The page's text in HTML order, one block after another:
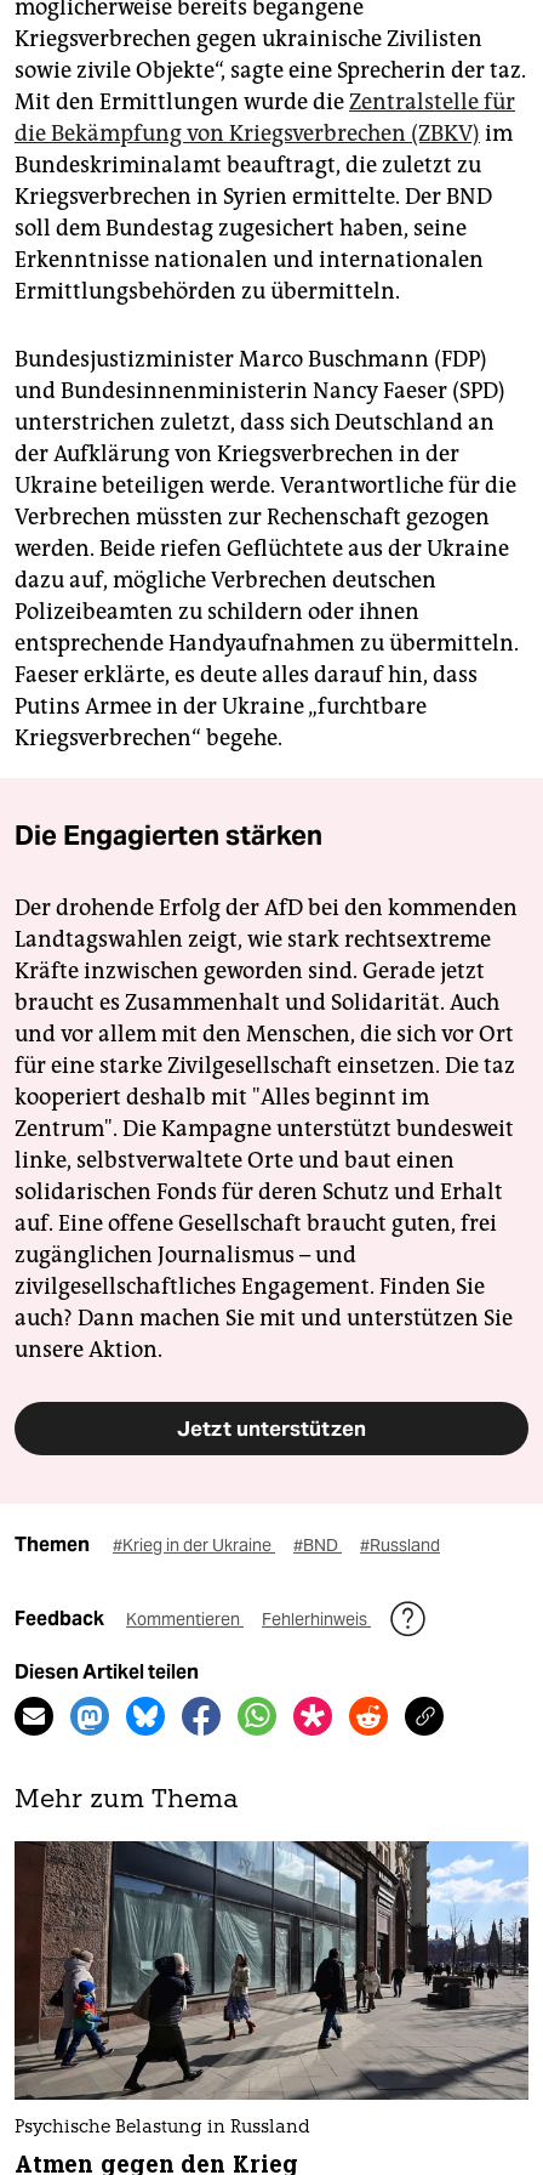
möglicherweise bereits begangene
Kriegsverbrechen gegen ukrainische Zivilisten
sowie zivile Objekte“, sagte eine Sprecherin der taz.
Mit den Ermittlungen wurde dieZentralstelle für
die Bekämpfung von Kriegsverbrechen (ZBKV) im
Bundeskriminalamt beauftragt, die zuletzt zu
Kriegsverbrechen in Syrien ermittelte. Der BND
soll dem Bundestag zugesichert haben, seine
Erkenntnisse nationalen und internatio­nalen
Ermittlungsbehörden zu übermitteln.
Bundesjustizminister Marco Buschmann (FDP)
und Bundesinnenministerin Nancy Faeser (SPD)
unterstrichen zuletzt, dass sich Deutschland an
der Aufklärung von Kriegsverbrechen in der
Ukraine beteiligen werde. Verantwortliche für die
Verbrechen müssten zur Rechenschaft gezogen
werden. Beide riefen Geflüchtete aus der Ukraine
dazu auf, mögliche Verbrechen deutschen
Polizeibeamten zu schildern oder ihnen
entsprechende Handyaufnahmen zu übermitteln.
Faeser erklärte, es deute alles darauf hin, dass
Putins Armee in der Ukraine „furchtbare
Kriegsverbrechen“ begehe.
Die Engagierten stärken
Der drohende Erfolg der AfD bei den kommenden
Landtagswahlen zeigt, wie stark rechtsextreme
Kräfte inzwischen geworden sind. Gerade jetzt
braucht es Zusammenhalt und Solidarität. Auch
und vor allem mit den Menschen, die sich vor Ort
für eine starke Zivilgesellschaft einsetzen. Die taz
kooperiert deshalb mit "Alles beginnt im
Zentrum". Die Kampagne unterstützt bundesweit
linke, selbstverwaltete Orte und baut einen
solidarischen Fonds für deren Schutz und Erhalt
auf. Eine offene Gesellschaft braucht guten, frei
zugänglichen Journalismus – und
zivilgesellschaftliches Engagement. Finden Sie
auch? Dann machen Sie mit und unterstützen Sie
unsere Aktion.
Jetzt unterstützen
Themen #Krieg in der Ukraine #BND #Russland
Feedback Kommentieren Fehlerhinweis
Diesen Artikel teilen
Mehr zum Thema
Psychische Belastung in Russland
Atmen gegen den Krieg